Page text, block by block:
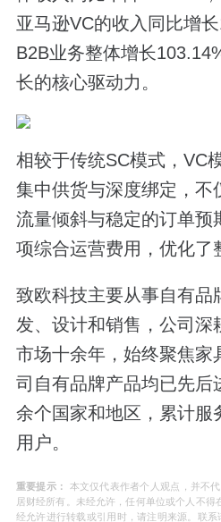
亚马逊VC的收入同比增
B2B业务整体增长
长的核心驱动力。
相较于传统SC模式，VC
集中供货与深度绑定，不
流量倾斜与稳定的订单预
项综合运营费用，优化了
致欧科技主要从事自有品
发、设计和销售，公司深
市场十余年，始终聚焦家
司自有品牌产品均已先后
余个国家和地区，累计服
用户。
重要提示：
本文仅代表作者个人观点，并不
居财经所有。未经允许，任何单位或个人不得
经允许进行转载或引用时，请注明来源。联系